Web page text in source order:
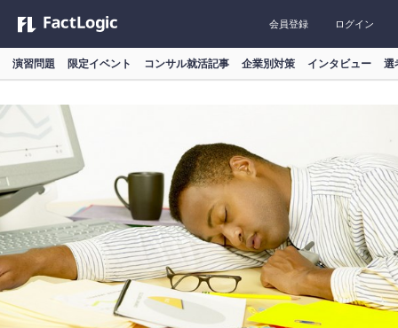
会員登録 ログイン
演習問題 限定イベント コンサル就活記事 企業別対策 インタビュー 選